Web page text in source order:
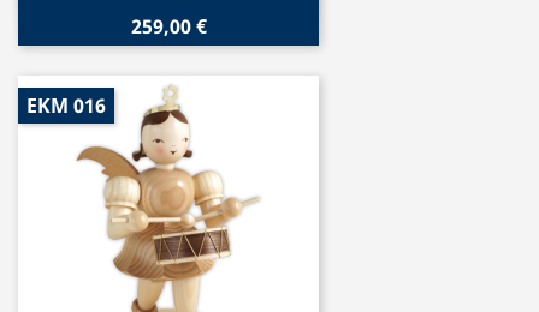
259,00 €
EKM 016